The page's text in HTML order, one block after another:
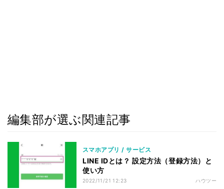
編集部が選ぶ関連記事
スマホアプリ / サービス
LINE IDとは？ 設定方法（登録方法）と
使い方
2022/11/21 12:23 ハウツー